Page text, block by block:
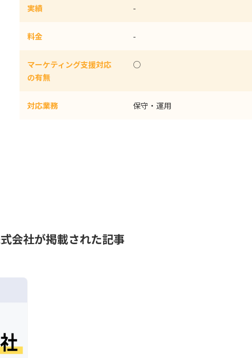
実績 -
料金 -
マーケティング支援対応
の有無
○
対応業務 保守・運用
会社が掲載された記事